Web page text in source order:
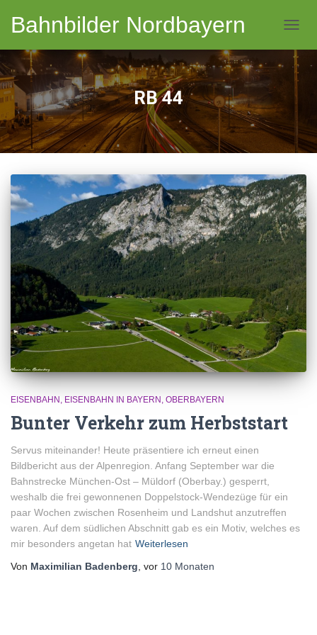
Bahnbilder Nordbayern
RB 44
EISENBAHN EISENBAHN IN BAYERN OBERBAYERN
Bunter Verkehr zum Herbststart
Servus miteinander! Heute präsentiere ich erneut einen
Bildbericht aus der Alpenregion. Anfang September war die
Bahnstrecke München-Ost – Müldorf (Oberbay.) gesperrt,
weshalb die frei gewonnenen Doppelstock-Wendezüge für ein
paar Wochen zwischen Rosenheim und Landshut anzutreffen
waren. Auf dem südlichen Abschnitt gab es ein Motiv, welches es
mir besonders angetan hat Weiterlesen
Von Maximilian Badenberg , vor 10 Monaten